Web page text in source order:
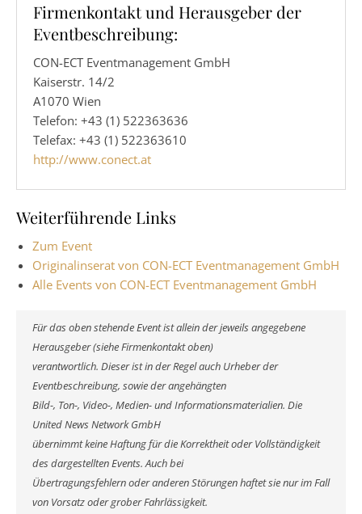
Firmenkontakt und Herausgeber der
Eventbeschreibung:
CON-ECT Eventmanagement GmbH
Kaiserstr. 14/2
A1070 Wien
Telefon: +43 (1) 522363636
Telefax: +43 (1) 522363610
http://www.conect.at
Weiterführende Links
Zum Event
Originalinserat von CON-ECT Eventmanagement GmbH
Alle Events von CON-ECT Eventmanagement GmbH
Für das oben stehende Event ist allein der jeweils angegebene
Herausgeber (siehe Firmenkontakt oben)
verantwortlich. Dieser ist in der Regel auch Urheber der
Eventbeschreibung, sowie der angehängten
Bild-, Ton-, Video-, Medien- und Informationsmaterialien. Die
United News Network GmbH
übernimmt keine Haftung für die Korrektheit oder Vollständigkeit
des dargestellten Events. Auch bei
Übertragungsfehlern oder anderen Störungen haftet sie nur im Fall
von Vorsatz oder grober Fahrlässigkeit.